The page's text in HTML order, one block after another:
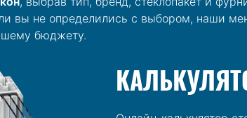
вы не определились с выбором, наши
бюджету.